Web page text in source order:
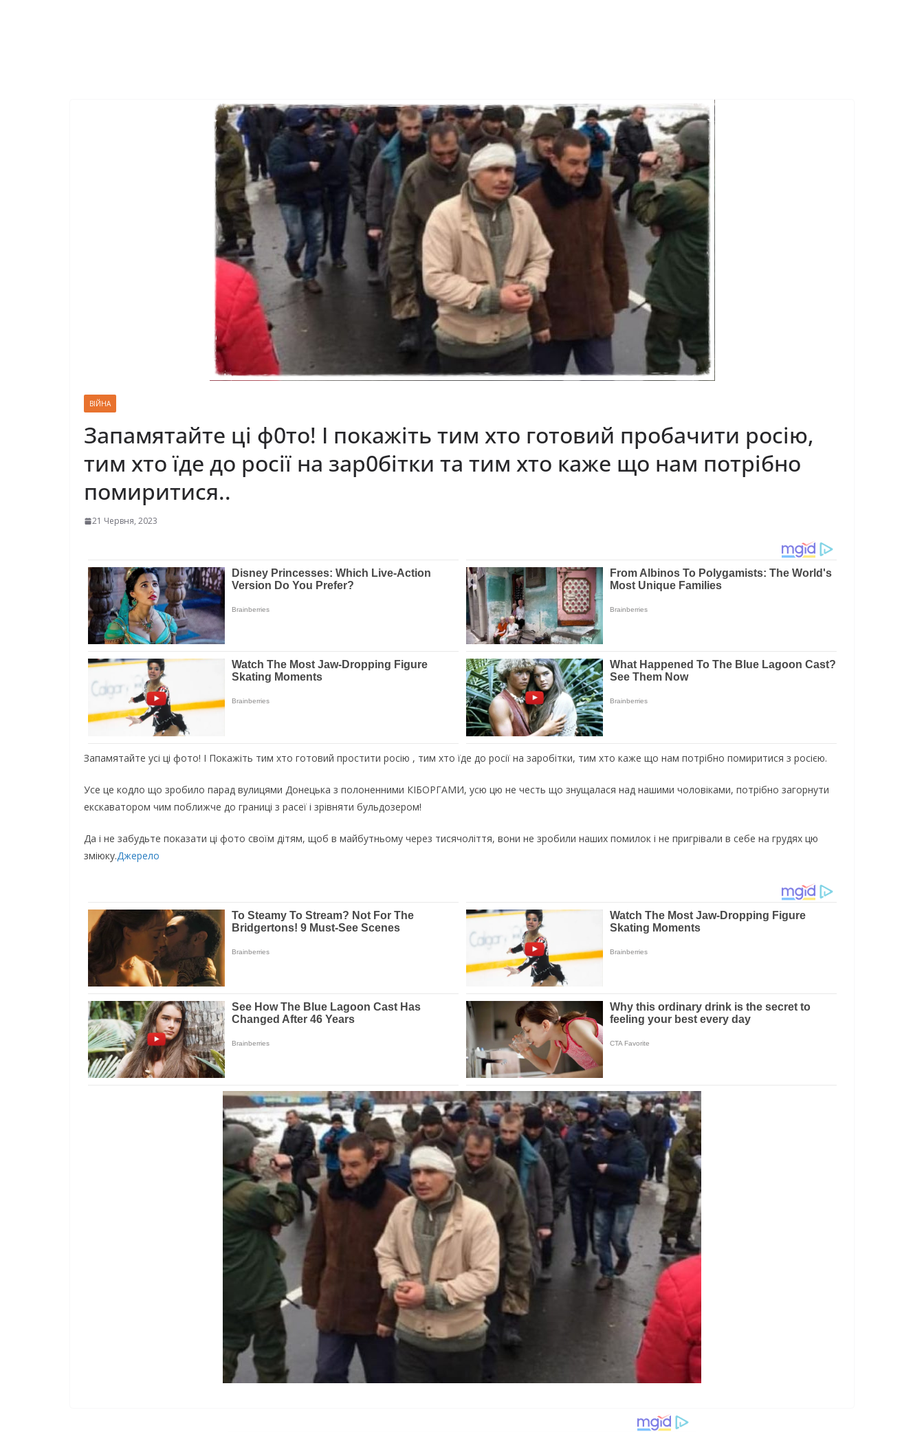
ВІЙНА
Запамятайте ці ф0то! І покажіть тим хто готовий пробачити росію,
тим хто їде до росії на зар0бітки та тим хто каже що нам потрібно
помиритися..
21 Червня, 2023
Запамятайте усі ці фото! І Покажіть тим хто готовий простити росію , тим хто їде до росії на заробітки, тим хто каже що нам потрібно помиритися з росією.
Усе це кодло що зробило парад вулицями Донецька з полоненними КІБОРГАМИ, усю цю не честь що знущалася над нашими чоловіками, потрібно загорнути
екскаватором чим поближче до границі з расеї і зрівняти бульдозером!
Да і не забудьте показати ці фото своїм дітям, щоб в майбутньому через тисячоліття, вони не зробили наших помилок і не пригрівали в себе на грудях цю
зміюку.Джерело